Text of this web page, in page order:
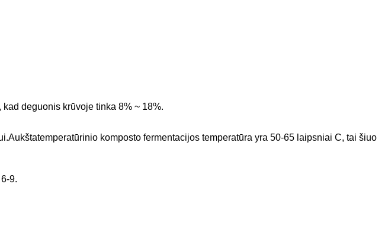
deguonis krūvoje tinka 8% ~ 18%.
komposto fermentacijos temperatūra yra 50-65 laipsniai C, tai šiuo
9.